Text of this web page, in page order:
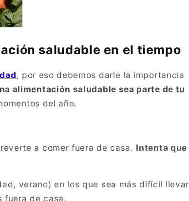
saludable en el tiempo
, por eso debemos darle la importancia
alimentación saludable sea parte de tu
del año.
a comer fuera de casa. Intenta que
verano) en los que sea más difícil llevar
fuera de casa.